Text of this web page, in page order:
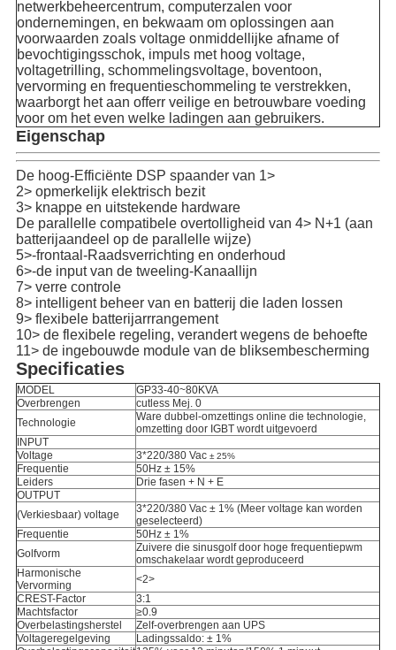
netwerkbeheercentrum, computerzalen voor
ondernemingen, en bekwaam om oplossingen aan
voorwaarden zoals voltage onmiddellijke afname of
bevochtigingsschok, impuls met hoog voltage,
voltagetrilling, schommelingsvoltage, boventoon,
vervorming en frequentieschommeling te verstrekken,
waarborgt het aan offerr veilige en betrouwbare voeding
voor om het even welke ladingen aan gebruikers.
Eigenschap
De hoog-Efficiënte DSP spaander van 1>
2> opmerkelijk elektrisch bezit
3> knappe en uitstekende hardware
De parallelle compatibele overtolligheid van 4> N+1 (aan
batterijaandeel op de parallelle wijze)
5>-frontaal-Raadsverrichting en onderhoud
6>-de input van de tweeling-Kanaallijn
7> verre controle
8> intelligent beheer van en batterij die laden lossen
9> flexibele batterijarrrangement
10> de flexibele regeling, verandert wegens de behoefte
11> de ingebouwde module van de bliksembescherming
Specificaties
MODEL
GP33-40~80KVA
Overbrengen
cutless Mej. 0
Technologie
Ware dubbel-omzettings online die technologie,
omzetting door IGBT wordt uitgevoerd
INPUT
Voltage
3*220/380 Vac ± 25%
Frequentie
50Hz ± 15%
Leiders
Drie fasen + N + E
OUTPUT
(Verkiesbaar) voltage
3*220/380 Vac ±1% (Meer voltage kan worden
geselecteerd)
Frequentie
50Hz ± 1%
Golfvorm
Zuivere die sinusgolf door hoge frequentiepwm
omschakelaar wordt geproduceerd
Harmonische
Vervorming
<2>
CREST-Factor
3:1
Machtsfactor
≥0.9
Overbelastingsherstel
Zelf-overbrengen aan UPS
Voltageregelgeving
Ladingssaldo: ± 1%